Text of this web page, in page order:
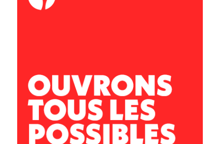
04 68 41 43 04 / 06 73 84 52 18